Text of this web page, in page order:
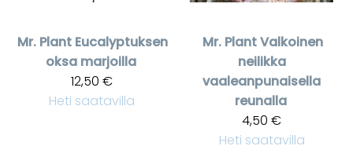
Mr. Plant Eucalyptuksen
oksa marjoilla
12,50 €
Heti saatavilla
Mr. PlantValkoinen
neilikka
vaaleanpunaisella
reunalla
4,50 €
Heti saatavilla